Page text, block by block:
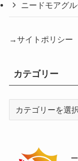
ニードモアグ
→サイトポリシー
カテゴリー